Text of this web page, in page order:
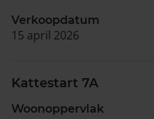
Verkoopdatum
15 april 2026
Kattestart 7A
Woonoppervlak